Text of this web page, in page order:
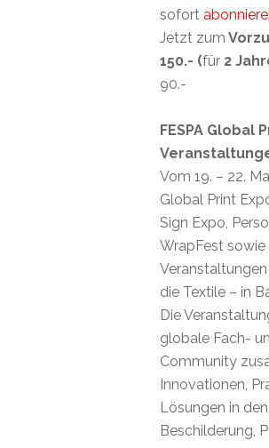
sofort
Jetzt zum
150.- (für 2
90.-
FESPA Global
Vom 19. – 22.
Global Print
Sign Expo,
WrapFest sowie
die Textile – in
Die
globale Fach-
Community
Innovationen,
Lösungen in
Beschilderung,